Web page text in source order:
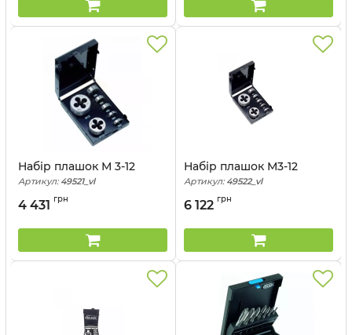
Набір плашок М 3-12
Артикул: 49521_vl
4 431 грн
Набір плашок М3-12
Артикул: 49522_vl
6 122 грн